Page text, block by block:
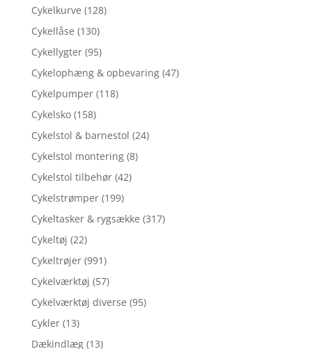
Cykelkurve (128)
Cykellåse (130)
Cykellygter (95)
Cykelophæng & opbevaring (47)
Cykelpumper (118)
Cykelsko (158)
Cykelstol & barnestol (24)
Cykelstol montering (8)
Cykelstol tilbehør (42)
Cykelstrømper (199)
Cykeltasker & rygsække (317)
Cykeltøj (22)
Cykeltrøjer (991)
Cykelværktøj (57)
Cykelværktøj diverse (95)
Cykler (13)
Dækindlæg (13)